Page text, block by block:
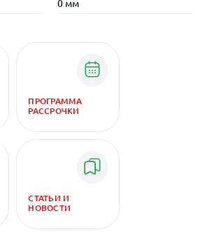
0 мм
ПРОГРАММА
РАССРОЧКИ
СТАТЬИ И
НОВОСТИ